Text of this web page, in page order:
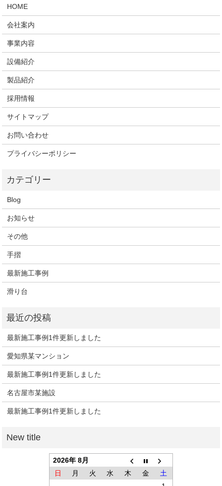
HOME
会社案内
事業内容
設備紹介
製品紹介
採用情報
サイトマップ
お問い合わせ
プライバシーポリシー
Blog
お知らせ
その他
手摺
最新施工事例
滑り台
最新施工事例1件更新しました
愛知県某マンション
最新施工事例1件更新しました
名古屋市某施設
最新施工事例1件更新しました
2026年 8月
日
月 火 水 木 金
土